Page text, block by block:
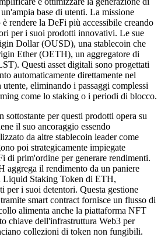
base di utenti. La missione
rendere la DeFi più accessibile creando
per i suoi prodotti innovativi. Le sue
Dollar (OUSD), una stablecoin che
Ether (OETH), un aggregatore di
Questi asset digitali sono progettati
automaticamente direttamente nel
eliminando i passaggi complessi
come lo staking o i periodi di blocco.
sottostante per questi prodotti opera su
il suo ancoraggio essendo
da altre stablecoin leader come
poi strategicamente impiegate
di prim'ordine per generare rendimenti.
aggrega il rendimento da un paniere
Liquid Staking Token di ETH,
per i suoi detentori. Questa gestione
smart contract fornisce un flusso di
alimenta anche la piattaforma NFT
chiave dell'infrastruttura Web3 per
collezioni di token non fungibili.